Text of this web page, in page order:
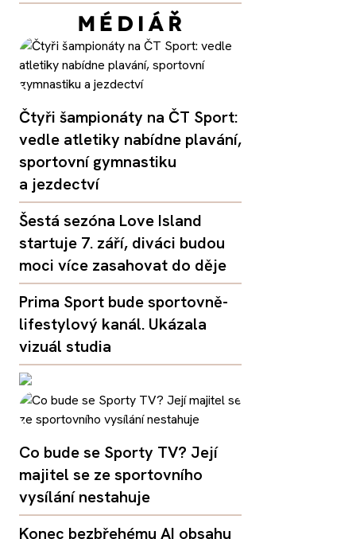
Čtyři šampionáty na ČT Sport:
vedle atletiky nabídne plavání,
sportovní gymnastiku
a jezdectví
Šestá sezóna Love Island
startuje 7. září, diváci budou
moci více zasahovat do děje
Prima Sport bude sportovně-
lifestylový kanál. Ukázala
vizuál studia
Co bude se Sporty TV? Její
majitel se ze sportovního
vysílání nestahuje
Konec bezbřehému AI obsahu